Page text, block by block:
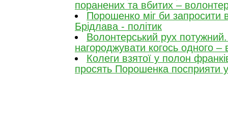
поранених та вбитих –
Порошенко міг би запросити
Брідлава - політик
Волонтерський рух
нагороджувати когось одного –
Колеги взятої у полон
просять Порошенка посприяти у